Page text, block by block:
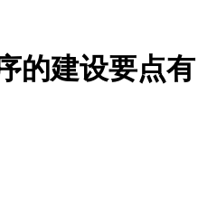
的建设要点有